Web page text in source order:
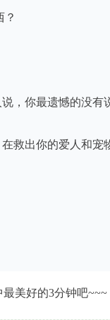
你最遗憾的没有
出你的爱人和宠
美好的3分钟吧~~~